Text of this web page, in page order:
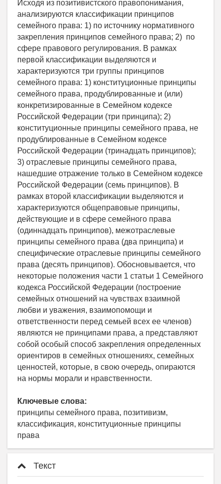
Исходя из позитивистского правопонимания,
анализируются классификации принципов
семейного права: 1) по источнику нормативного
закрепления принципов семейного права; 2) по
сфере правового регулирования. В рамках
первой классификации выделяются и
характеризуются три группы принципов
семейного права: 1) конституционные принципы
семейного права, продублированные и (или)
конкретизированные в Семейном кодексе
Российской Федерации (три принципа); 2)
конституционные принципы семейного права, не
продублированные в Семейном кодексе
Российской Федерации (тринадцать принципов);
3) отраслевые принципы семейного права,
нашедшие отражение только в Семейном кодексе
Российской Федерации (семь принципов). В
рамках второй классификации выделяются и
характеризуются общеправовые принципы,
действующие и в сфере семейного права
(одиннадцать принципов), межотраслевые
принципы семейного права (два принципа) и
специфические отраслевые принципы семейного
права (десять принципов). Обосновывается, что
некоторые положения части 1 статьи 1 Семейного
кодекса Российской Федерации (построение
семейных отношений на чувствах взаимной
любви и уважения, взаимопомощи и
ответственности перед семьей всех ее членов)
являются не принципами права, а представляют
собой особый способ закрепления определенных
ориентиров в семейных отношениях, семейных
ценностей, которые, в свою очередь, опираются
на нормы морали и нравственности.
Ключевые слова:
принципы семейного права, позитивизм,
классификация, конституционные принципы
права
Текст